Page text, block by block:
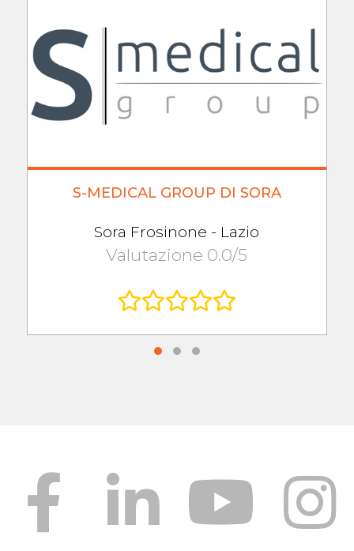
S-MEDICAL GROUP DI SORA
Sora Frosinone - Lazio
Valutazione 0.0/5